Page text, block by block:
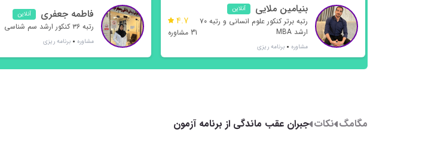
بنیامین ملایی آنلاین
رتبه برتر کنکور علوم انسانی و رتبه ۷۰
ارشد MBA
مشاوره برنامه ریزی
4.7
31 مشاوره
فاطمه جعفری آنلاین
رتبه ۳۶ کنکور ارشد سم شناسی
مشاوره برنامه ریزی
مگامگ نکات جبران عقب ماندگی از برنامه آزمون